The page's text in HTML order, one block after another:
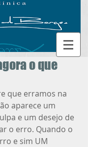
o que
aparece um
e um desejo de
o erro. Quando o
e sim UM